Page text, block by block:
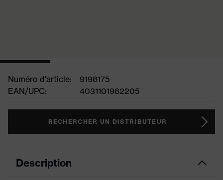
Numéro d'article:
9198175
EAN/UPC:
4031101982205
RECHERCHER UN DISTRIBUTEUR
Description